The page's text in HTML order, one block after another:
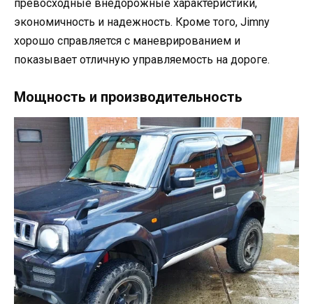
превосходные внедорожные характеристики,
экономичность и надежность. Кроме того, Jimny
хорошо справляется с маневрированием и
показывает отличную управляемость на дороге.
Мощность и производительность